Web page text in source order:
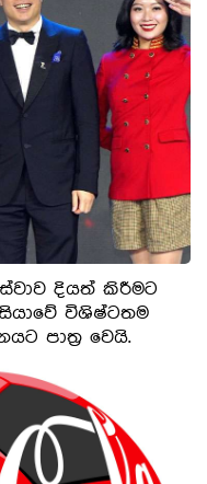
දියත් කිරීමට
විශිෂ්ටතම
පාත්‍ර වෙයි.